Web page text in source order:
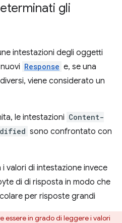
gli
intestazioni degli oggetti
Response e, se una
viene considerato un
le intestazioni Content-
sono confrontato con
valori di intestazione invece
di di risposta in modo che
per risposte grandi
essere in grado di leggere i valori